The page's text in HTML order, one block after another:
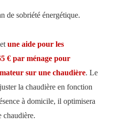
de sobriété énergétique.
une aide pour les
€ par ménage pour
sur une chaudière. Le
la chaudière en fonction
à domicile, il optimisera
chaudière.